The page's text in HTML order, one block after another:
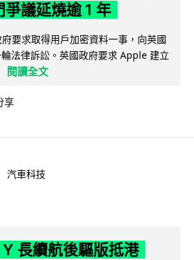
議延燒逾 1 年
要求取得用戶加密資料一事，向英國
法律訴訟。英國政府要求 Apple 建立
閱讀全文
享
汽車科技
長續航後驅版抵港